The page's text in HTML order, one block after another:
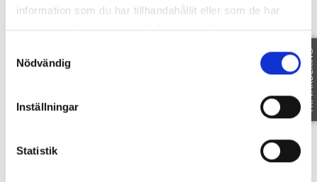
information som du har tillhandahållit eller som de har
samlat in när du har använt deras tjänster.
Nödvändig
Inställningar
Statistik
FRI VÄRDERING